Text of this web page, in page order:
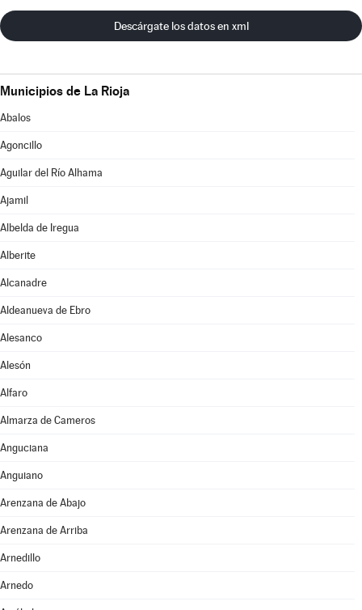
Descárgate los datos en xml
Municipios de La Rioja
Abalos
Agoncillo
Aguilar del Río Alhama
Ajamil
Albelda de Iregua
Alberite
Alcanadre
Aldeanueva de Ebro
Alesanco
Alesón
Alfaro
Almarza de Cameros
Anguciana
Anguiano
Arenzana de Abajo
Arenzana de Arriba
Arnedillo
Arnedo